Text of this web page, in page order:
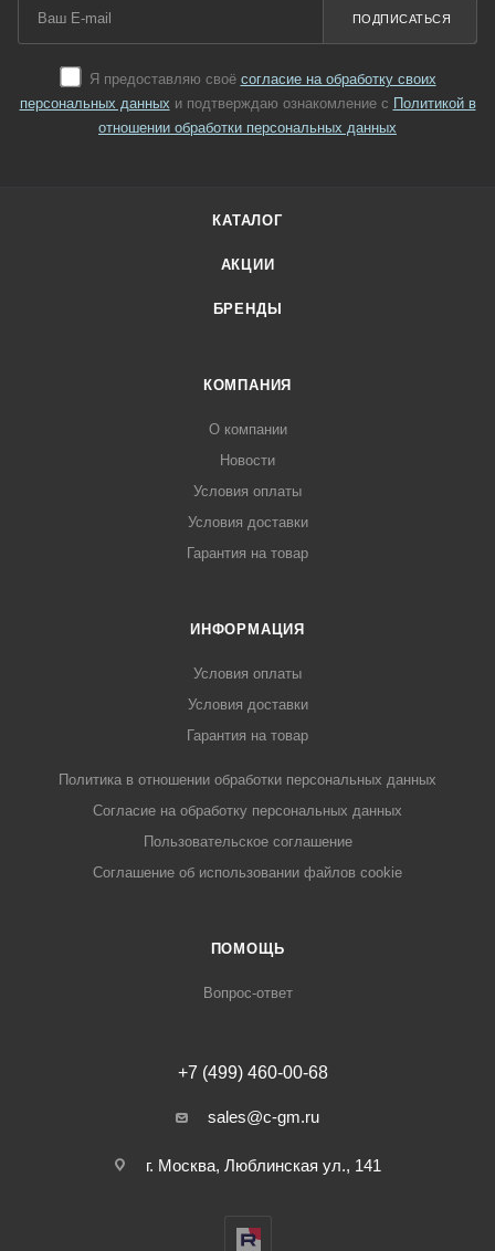
Я предоставляю своё согласие на обработку своих
персональных данных и подтверждаю ознакомление с Политикой в
отношении обработки персональных данных
ПОДПИСАТЬСЯ
КАТАЛОГ
АКЦИИ
БРЕНДЫ
КОМПАНИЯ
О компании
Новости
Условия оплаты
Условия доставки
Гарантия на товар
ИНФОРМАЦИЯ
Условия оплаты
Условия доставки
Гарантия на товар
Политика в отношении обработки персональных данных
Cогласие на обработку персональных данных
Пользовательское соглашение
Cоглашение об использовании файлов cookie
ПОМОЩЬ
Вопрос-ответ
+7 (499) 460-00-68
sales@c-gm.ru
г. Москва, Люблинская ул., 141